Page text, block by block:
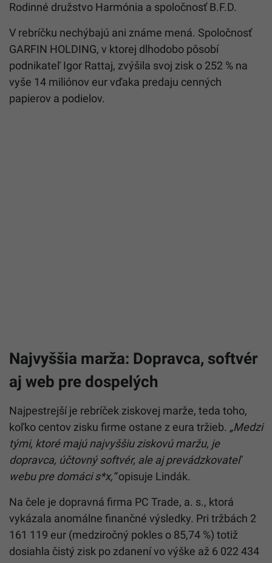
Rodinné družstvo Harmónia a spoločnosť B.F.D.
V rebríčku nechýbajú ani známe mená. Spoločnosť
GARFIN HOLDING, v ktorej dlhodobo pôsobí
podnikateľ Igor Rattaj, zvýšila svoj zisk o 252 % na
vyše 14 miliónov eur vďaka predaju cenných
papierov a podielov.
Najvyššia marža: Dopravca, softvér
aj web pre dospelých
Najpestrejší je rebríček ziskovej marže, teda toho,
koľko centov zisku firme ostane z eura tržieb. „Medzi
tými, ktoré majú najvyššiu ziskovú maržu, je
dopravca, účtovný softvér, ale aj prevádzkovateľ
webu pre domáci s*x,“opisuje Lindák.
Na čele je dopravná firma PC Trade, a. s., ktorá
vykázala anomálne finančné výsledky. Pri tržbách 2
161 119 eur (medziročný pokles o 85,74 %) totiž
dosiahla čistý zisk po zdanení vo výške až 6 022 434